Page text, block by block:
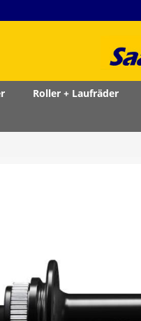
Roller + Laufräder